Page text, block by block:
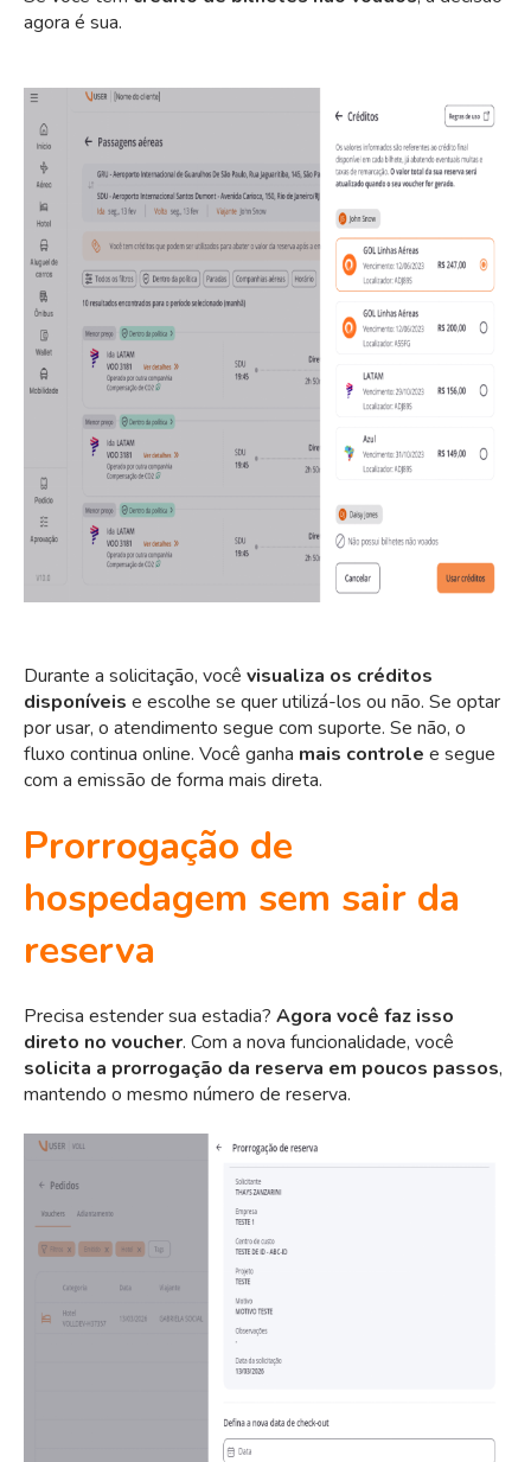
agora é sua.
Durante a solicitação, você visualiza os créditos
disponíveis e escolhe se quer utilizá-los ou não. Se optar
por usar, o atendimento segue com suporte. Se não, o
fluxo continua online. Você ganha mais controle e segue
com a emissão de forma mais direta.
Prorrogação de
hospedagem sem sair da
reserva
Precisa estender sua estadia? Agora você faz isso
direto no voucher. Com a nova funcionalidade, você
solicita a prorrogação da reserva em poucos passos,
mantendo o mesmo número de reserva.